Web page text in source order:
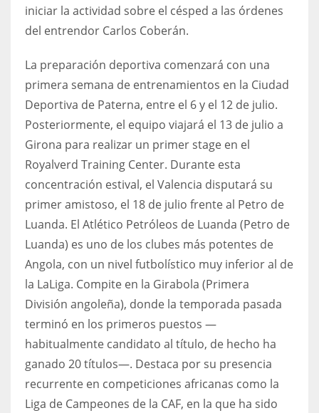
PIT
NE
16
OAK
19
17
DAL
22
WSH
iniciar la actividad sobre el césped a las órdenes
del entrendor Carlos Coberán.
La preparación deportiva comenzará con una
primera semana de entrenamientos en la Ciudad
Deportiva de Paterna, entre el 6 y el 12 de julio.
Posteriormente, el equipo viajará el 13 de julio a
Girona para realizar un primer stage en el
Royalverd Training Center. Durante esta
concentración estival, el Valencia disputará su
primer amistoso, el 18 de julio frente al Petro de
Luanda. El Atlético Petróleos de Luanda (Petro de
Luanda) es uno de los clubes más potentes de
Angola, con un nivel futbolístico muy inferior al de
la LaLiga. Compite en la Girabola (Primera
División angoleña), donde la temporada pasada
terminó en los primeros puestos —
habitualmente candidato al título, de hecho ha
ganado 20 títulos—. Destaca por su presencia
recurrente en competiciones africanas como la
Liga de Campeones de la CAF, en la que ha sido